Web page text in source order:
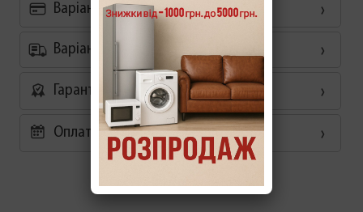
Варіанти оплати
Варіанти доставки
Гарантія
Оплата частинами 0%
Схожі товари